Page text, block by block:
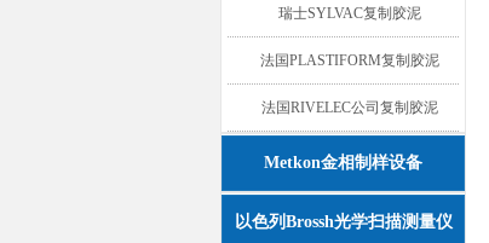
瑞士SYLVAC复制胶泥
法国PLASTIFORM复制胶泥
法国RIVELEC公司复制胶泥
Metkon金相制样设备
以色列Brossh光学扫描测量仪